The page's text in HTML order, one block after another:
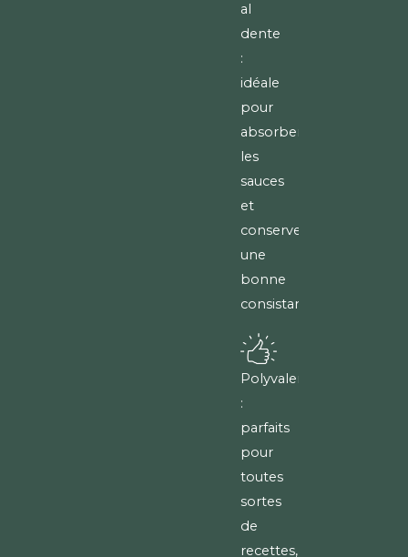
al
dente
:
idéale
pour
absorber
les
sauces
et
conserver
une
bonne
consistance.
Polyvalents
:
parfaits
pour
toutes
sortes
de
recettes,